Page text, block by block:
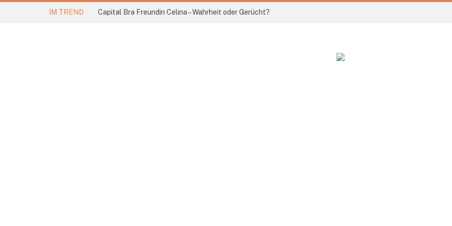
IM TREND Capital Bra Freundin Celina – Wahrheit oder Gerücht?